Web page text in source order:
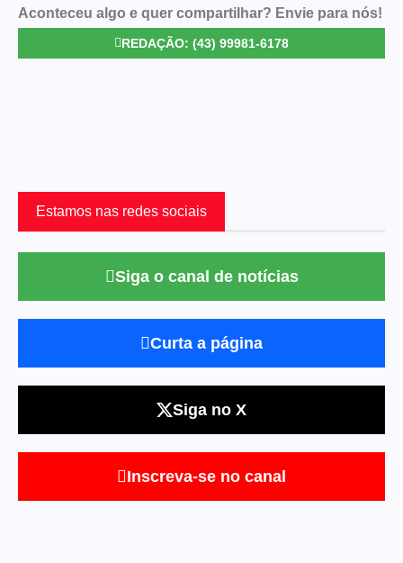
Aconteceu algo e quer compartilhar? Envie para nós!
REDAÇÃO: (43) 99981-6178
Estamos nas redes sociais
Siga o canal de notícias
Curta a página
Siga no X
Inscreva-se no canal